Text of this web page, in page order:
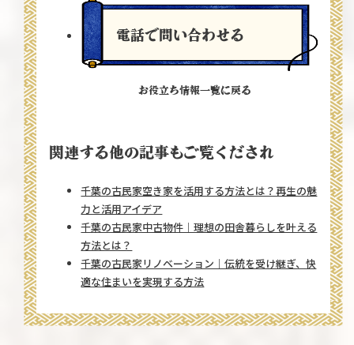
電話で問い合わせる
お役立ち情報一覧に戻る
関連する他の記事もご覧くだされ
千葉の古民家空き家を活用する方法とは？再生の魅
力と活用アイデア
千葉の古民家中古物件｜理想の田舎暮らしを叶える
方法とは？
千葉の古民家リノベーション｜伝統を受け継ぎ、快
適な住まいを実現する方法